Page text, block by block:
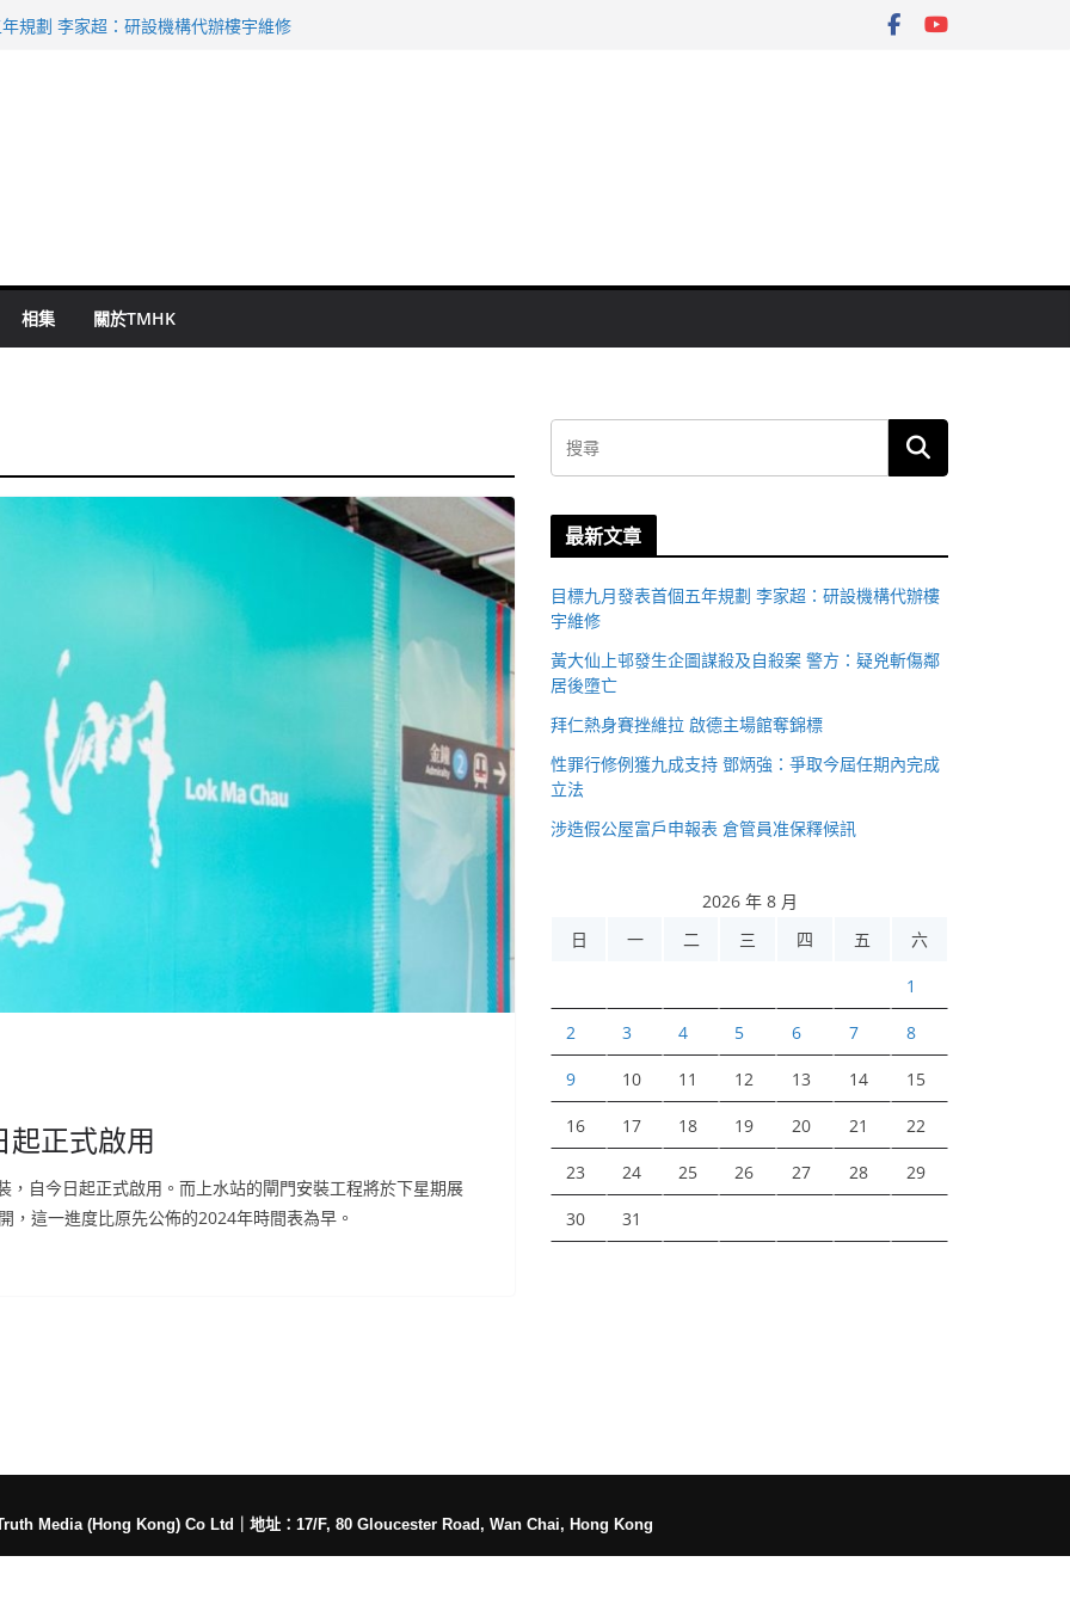
倉管員准保釋候訊
規劃 李家超：研設機構代辦樓宇維修
相集 關於TMHK
正式啟用
自今日起正式啟用。而上水站的閘門安裝工程將於下星期展
這一進度比原先公佈的2024年時間表為早。
最新文章
目標九月發表首個五年規劃 李家超：研設機構代辦樓
宇維修
黃大仙上邨發生企圖謀殺及自殺案 警方：疑兇斬傷鄰
居後墮亡
拜仁熱身賽挫維拉 啟德主場館奪錦標
性罪行修例獲九成支持 鄧炳強：爭取今屆任期內完成
立法
涉造假公屋富戶申報表 倉管員准保釋候訊
2026 年 8 月
日
一 二 三 四 五 六
1
2 3 4 5 6 7 8
9 10 11 12 13 14 15
16 17 18 19 20 21 22
23 24 25 26 27 28 29
30 31
Media (Hong Kong) Co Ltd 地址：17/F, 80 Gloucester Road, Wan Chai, Hong Kong